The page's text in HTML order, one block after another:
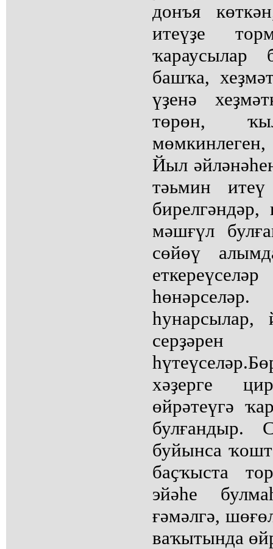
донъя
итеүҙе
ҡараусылар
башҡа,
үҙенә
төрөн,
Йыл
тәьмин
мәшғүл
сөйөү
серҙәрен
хәҙерге
өйрәтеүгә
булғандыр.
буйынса
баҫҡыста
эйәһе
ғәмәлгә,
ваҡытында